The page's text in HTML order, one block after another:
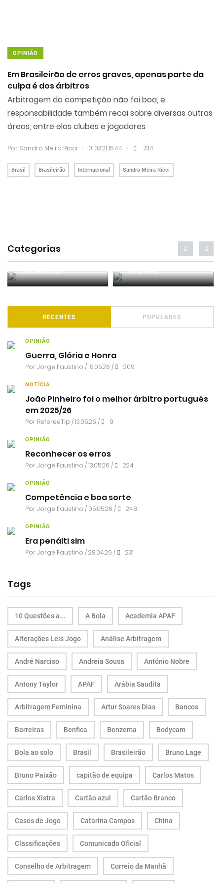
OPINIÃO
Em Brasileirão de erros graves, apenas parte da
culpa é dos árbitros
Arbitragem da competição não foi boa, e
responsabilidade também recai sobre diversas outras
áreas, entre elas clubes e jogadores
Por Sandro Meira Ricci . 01.03.21 15:44 . 734
Brasil Brasileirão Internacional Sandro Meira Ricci
Categorias
Entrevistas Análises
RECENTES POPULARES
OPINIÃO
Guerra, Glória e Honra
PorJorge Faustino / 18.05.26 / 209
NOTÍCIA
João Pinheiro foi o melhor árbitro português
em 2025/26
Por RefereeTip / 13.05.26 / 9
OPINIÃO
Reconhecer os erros
PorJorge Faustino / 13.05.26 / 224
OPINIÃO
Competência e boa sorte
PorJorge Faustino / 05.05.26 / 248
OPINIÃO
Era penálti sim
PorJorge Faustino / 28.04.26 / 231
Tags
10 Questões a... A Bola Academia APAF
Alterações Leis Jogo Análise Arbitragem
André Narciso Andreia Sousa António Nobre
Antony Taylor APAF Arábia Saudita
Arbitragem Feminina Artur Soares Dias Bancos
Barreiras Benfica Benzema Bodycam
Bola ao solo Brasil Brasileirão Bruno Lage
Bruno Paixão capitão de equipa Carlos Matos
Carlos Xistra Cartão azul Cartão Branco
Casos de Jogo Catarina Campos China
Classificações Comunicado Oficial
Conselho de Arbitragem Correio da Manhã